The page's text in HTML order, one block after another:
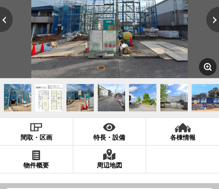
間取・区画 特長・設備 各棟情報
物件概要 周辺地図
営業メールは固くお断りします
お知らせ
千葉本店 松戸支店 成田支店 木更津支店
東京支店
神奈川支店
沖縄支店
現地販売会情報
千葉本店 松戸支店 成田支店 木更津支店
東京支店
スタッフ紹介
千葉本店 成田支店
神奈川支店
沖縄支店